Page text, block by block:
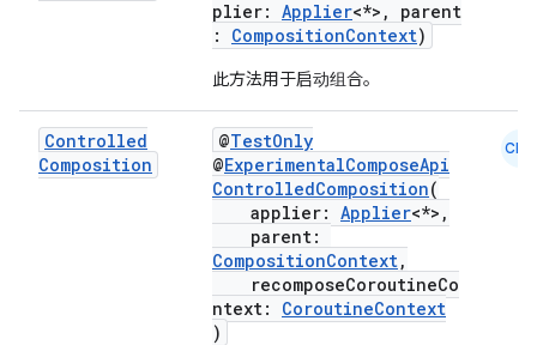
plier: Applier<*>, parent
: CompositionContext)
此方法用于启动组合。
Controlled
Composition
@TestOnly
@ExperimentalComposeApi
ControlledComposition(
applier: Applier<*>,
parent:
CompositionContext,
recomposeCoroutineCo
ntext: CoroutineContext
)
CMN